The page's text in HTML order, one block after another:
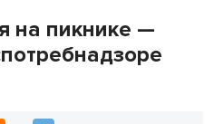
на пикнике —